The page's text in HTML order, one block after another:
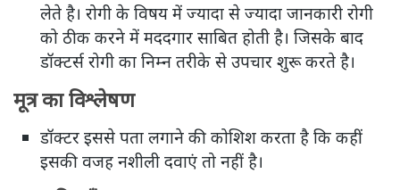
लेते है। रोगी के विषय में ज्यादा से ज्यादा जानकारी रोगी
को ठीक करने में मददगार साबित होती है। जिसके बाद
डॉक्टर्स रोगी का निम्न तरीके से उपचार शुरू करते है।
मूत्र का विश्लेषण
डॉक्टर इससे पता लगाने की कोशिश करता है कि कहीं
इसकी वजह नशीली दवाएं तो नहीं है।